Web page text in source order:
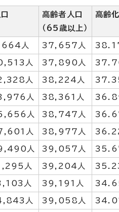
高齢者人口
（65歳以上）
高齢
人 37,657人
人 37,890人
人 38,224人
人 38,361人
人 38,747人
人 38,977人
人 39,057人
人 39,204人
人 39,191人
人 39,058人